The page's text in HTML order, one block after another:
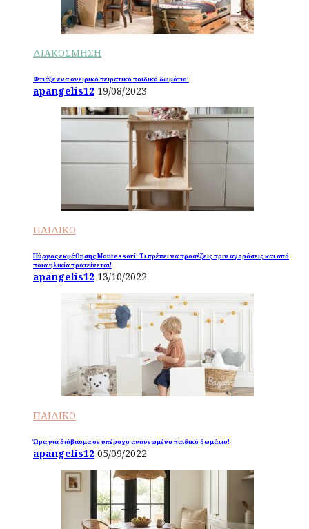
ΔΙΑΚΟΣΜΗΣΗ
Φτιάξε ένα ονειρικό πειρατικό παιδικό δωμάτιο!
apangelis12 19/08/2023
ΠΑΙΔΙΚΟ
Πύργος εκμάθησης Montessori: Τι πρέπει να προσέξεις πριν αγοράσεις και από
ποια ηλικία προτείνεται!
apangelis12 13/10/2022
ΠΑΙΔΙΚΟ
Ώρα για διάβασμα σε υπέροχο ανανεωμένο παιδικό δωμάτιο!
apangelis12 05/09/2022